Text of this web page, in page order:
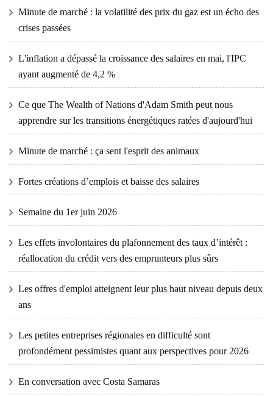
Minute de marché : la volatilité des prix du gaz est un écho des
crises passées
L'inflation a dépassé la croissance des salaires en mai, l'IPC
ayant augmenté de 4,2 %
Ce que The Wealth of Nations d'Adam Smith peut nous
apprendre sur les transitions énergétiques ratées d'aujourd'hui
Minute de marché : ça sent l'esprit des animaux
Fortes créations d’emplois et baisse des salaires
Semaine du 1er juin 2026
Les effets involontaires du plafonnement des taux d’intérêt :
réallocation du crédit vers des emprunteurs plus sûrs
Les offres d'emploi atteignent leur plus haut niveau depuis deux
ans
Les petites entreprises régionales en difficulté sont
profondément pessimistes quant aux perspectives pour 2026
En conversation avec Costa Samaras